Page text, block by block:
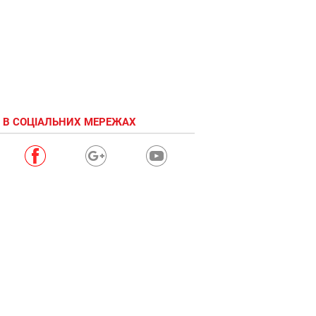
СОЦІАЛЬНИХ МЕРЕЖАХ